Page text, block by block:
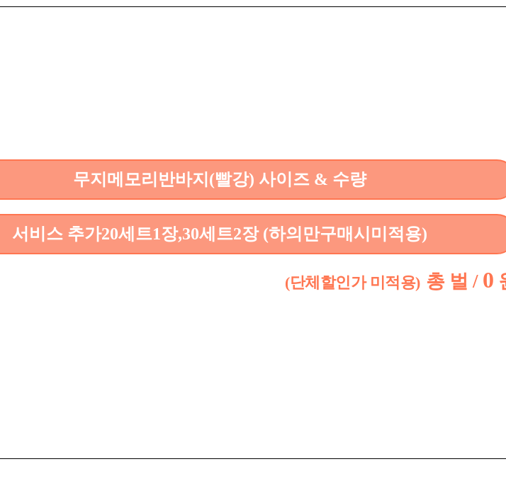
무지메모리반바지(빨강) 사이즈 & 수량
서비스 추가20세트1장,30세트2장 (하의만구매시미적용)
(단체할인가 미적용) 총 벌 / 0